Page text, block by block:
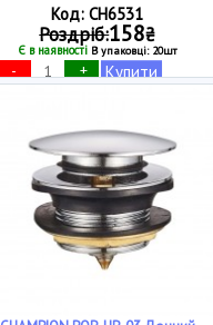
Код: CH6531
Роздріб:158₴
Є в наявностіВ упаковці: 20шт
- + Купити